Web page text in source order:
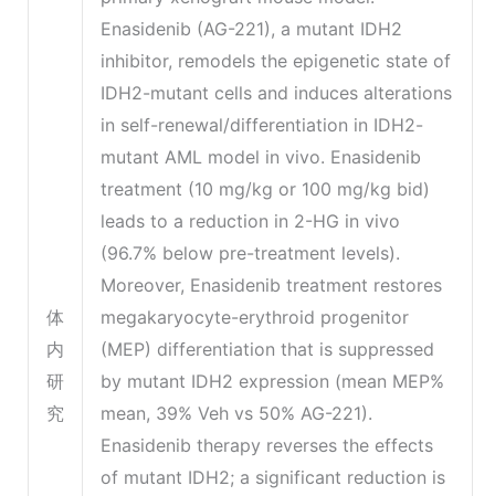
体
内
研
究
Enasidenib (AG-221), a mutant IDH2
inhibitor, remodels the epigenetic state of
IDH2-mutant cells and induces alterations
in self-renewal/differentiation in IDH2-
mutant AML model in vivo. Enasidenib
treatment (10 mg/kg or 100 mg/kg bid)
leads to a reduction in 2-HG in vivo
(96.7% below pre-treatment levels).
Moreover, Enasidenib treatment restores
megakaryocyte-erythroid progenitor
(MEP) differentiation that is suppressed
by mutant IDH2 expression (mean MEP%
mean, 39% Veh vs 50% AG-221).
Enasidenib therapy reverses the effects
of mutant IDH2; a significant reduction is